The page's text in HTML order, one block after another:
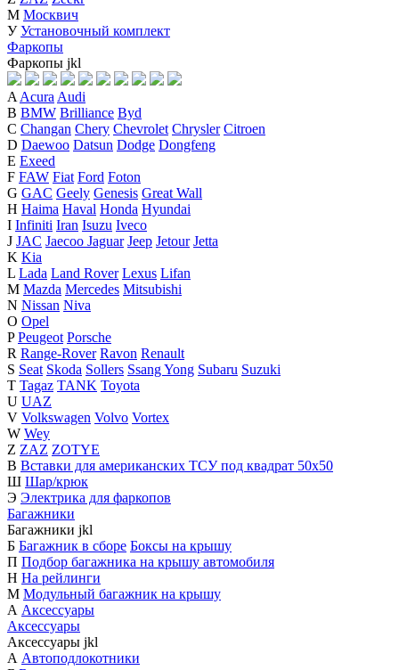
М Москвич
У Установочный комплект
Фаркопы
Фаркопы jkl
A Acura Audi
B BMW Brilliance Byd
C Changan Chery Chevrolet Chrysler Citroen
D Daewoo Datsun Dodge Dongfeng
E Exeed
F FAW Fiat Ford Foton
G GAC Geely Genesis Great Wall
H Haima Haval Honda Hyundai
I Infiniti Iran Isuzu Iveco
J JAC Jaecoo Jaguar Jeep Jetour Jetta
K Kia
L Lada Land Rover Lexus Lifan
M Mazda Mercedes Mitsubishi
N Nissan Niva
O Opel
P Peugeot Porsche
R Range-Rover Ravon Renault
S Seat Skoda Sollers Ssang Yong Subaru Suzuki
T Tagaz TANK Toyota
U UAZ
V Volkswagen Volvo Vortex
W Wey
Z ZAZ ZOTYE
В Вставки для американских ТСУ под квадрат 50х50
Ш Шар/крюк
Э Электрика для фаркопов
Багажники
Багажники jkl
Б Багажник в сборе Боксы на крышу
П Подбор багажника на крышу автомобиля
Н На рейлинги
М Модульный багажник на крышу
А Аксессуары
Аксессуары
Аксессуары jkl
А Автоподлокотники